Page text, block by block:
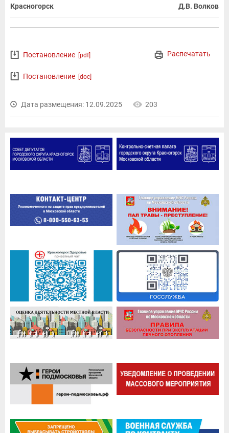
Красногорск
Д.В. Волков
Распечатать
Постановление [pdf]
Постановление [doc]
Дата размещения: 12.09.2025 203